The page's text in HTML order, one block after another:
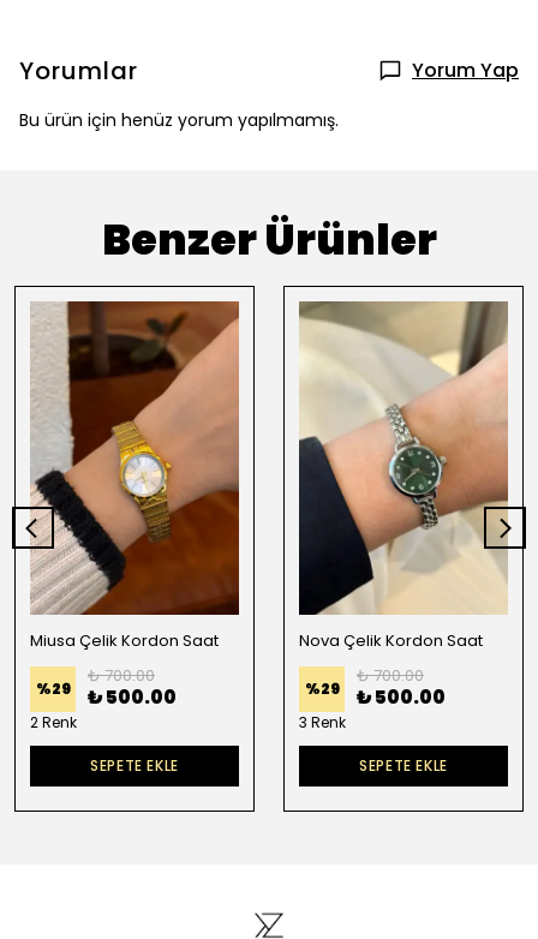
Yorumlar Yorum Yap
Bu ürün için henüz yorum yapılmamış.
Benzer Ürünler
Miusa Çelik Kordon Saat
%29
₺ 700.00
₺ 500.00
2 Renk
SEPETE EKLE
Nova Çelik Kordon Saat
%29
₺ 700.00
₺ 500.00
3 Renk
SEPETE EKLE